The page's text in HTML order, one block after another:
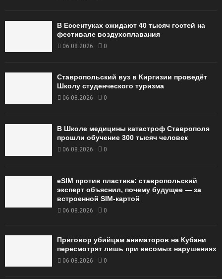
В Ессентуках ожидают 40 тысяч гостей на
фестивале воздухоплавания
06.08.2026 0
Ставропольский вуз в Киргизии проведёт
Школу студенческого туризма
06.08.2026 0
В Школе медицины катастроф Ставрополя
прошли обучение 300 тысяч человек
06.08.2026 0
eSIM против пластика: ставропольский
эксперт объяснил, почему будущее — за
встроенной SIM-картой
06.08.2026 0
Приговор убийцам аниматоров на Кубани
пересмотрят лишь при весомых нарушениях
06.08.2026 0